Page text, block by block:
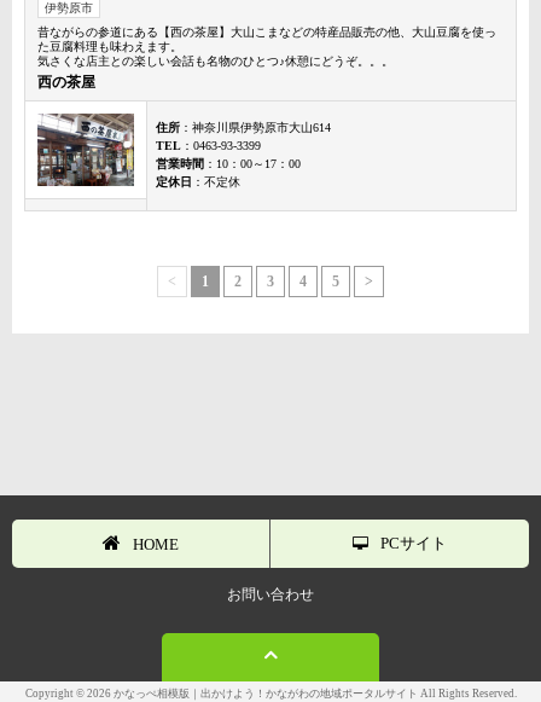
伊勢原市
昔ながらの参道にある【西の茶屋】大山こまなどの特産品販売の他、大山豆腐を使っ
た豆腐料理も味わえます。
気さくな店主との楽しい会話も名物のひとつ♪休憩にどうぞ。。。
西の茶屋
住所 ：神奈川県伊勢原市大山614
TEL ：0463-93-3399
営業時間 ：10：00～17：00
定休日 ：不定休
< 1 2 3 4 5 >
HOME PCサイト
お問い合わせ
Copyright © 2026 かなっぺ相模版｜出かけよう！かながわの地域ポータルサイト All Rights Reserved.